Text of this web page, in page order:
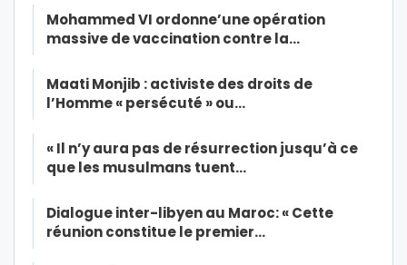
Mohammed VI ordonne’une opération
massive de vaccination contre la…
Maati Monjib : activiste des droits de
l’Homme « persécuté » ou…
« Il n’y aura pas de résurrection jusqu’à ce
que les musulmans tuent…
Dialogue inter-libyen au Maroc: « Cette
réunion constitue le premier…